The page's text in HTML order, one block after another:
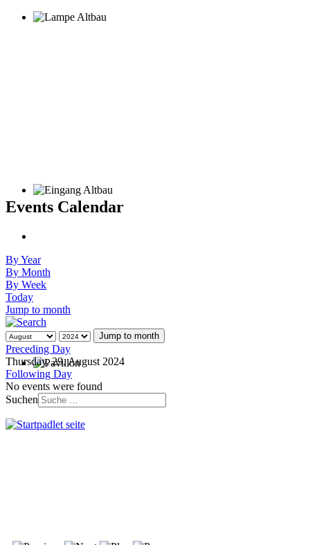
Events Calendar
By Year
By Month
By Week
Today
Jump to month
Jump to month
Preceding Day
Thursday, 29. August 2024
Following Day
No events were found
Suchen